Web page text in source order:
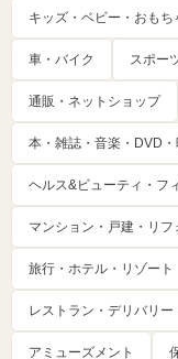
キッズ・ベビー・おもち
車・バイク スポー
通販・ネットショップ
本・雑誌・音楽・DVD
ヘルス&ビューティ・フ
マンション・戸建・リ
旅行・ホテル・リゾート
レストラン・デリバリー
アミューズメント